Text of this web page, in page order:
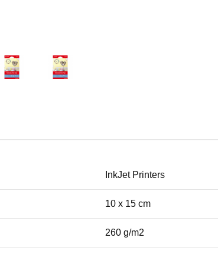
InkJet Printers
10 x 15 cm
260 g/m2